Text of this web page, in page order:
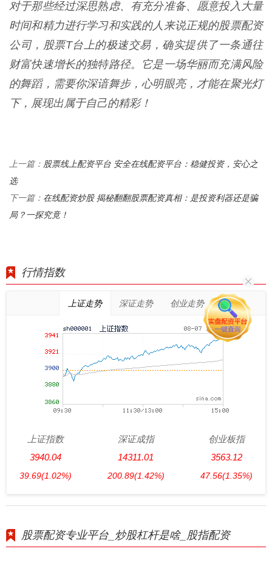
对于那些经过深思熟虑、有充分准备、愿意投入大量
时间和精力进行学习和实践的人来说正规的股票配资
公司，股票T台上的极速交易，确实提供了一条通往
财富快速增长的独特路径。它是一场华丽而充满风险
的舞蹈，需要你深谙舞步，心明眼亮，才能在聚光灯
下，展现出属于自己的精彩！
上一篇： 股票线上配资平台 安全在线配资平台：稳健投资，安心之
选
下一篇： 在线配资炒股 揭秘翻翻股票配资真相：是投资利器还是骗
局？一探究竟！
行情指数
上证走势 深证走势 创业走势
上证指数
3940.04
39.69(1.02%)
深证成指
14311.01
200.89(1.42%)
创业板指
3563.12
47.56(1.35%)
股票配资专业平台_炒股杠杆是啥_股指配资